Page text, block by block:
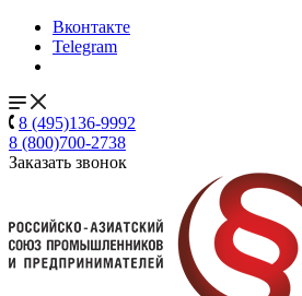
Вконтакте
Telegram
8 (495)136-9992
8 (800)700-2738
Заказать звонок